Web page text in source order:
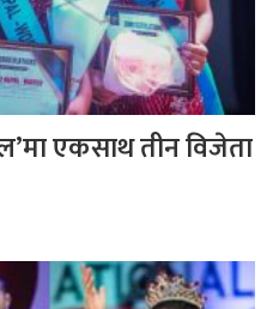
एकसाथ तीन विजेता